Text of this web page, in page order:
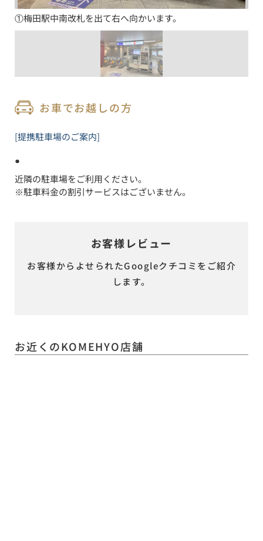
①梅田駅中南改札を出て右へ向かいます。
お車でお越しの方
[提携駐車場のご案内]
●
近隣の駐車場をご利用ください。
※駐車料金の割引サービスはございません。
お客様レビュー
お客様からよせられたGoogleクチコミをご紹介
します。
お近くのKOMEHYO店舗